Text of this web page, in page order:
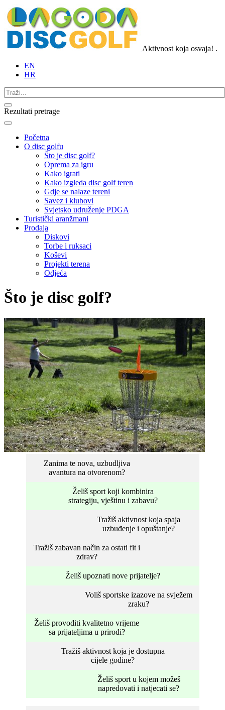
Aktivnost koja osvaja! .
EN
HR
Rezultati pretrage
Početna
O disc golfu
Što je disc golf?
Oprema za igru
Kako igrati
Kako izgleda disc golf teren
Gdje se nalaze tereni
Savez i klubovi
Svjetsko udruženje PDGA
Turistički aranžmani
Prodaja
Diskovi
Torbe i ruksaci
Koševi
Projekti terena
Odjeća
Što je disc golf?
Zanima te nova, uzbudljiva
avantura na otvorenom?
Želiš sport koji kombinira
strategiju, vještinu i zabavu?
Tražiš aktivnost koja spaja
uzbuđenje i opuštanje?
Tražiš zabavan način za ostati fit i
zdrav?
Želiš upoznati nove prijatelje?
Voliš sportske izazove na svježem
zraku?
Želiš provoditi kvalitetno vrijeme
sa prijateljima u prirodi?
Tražiš aktivnost koja je dostupna
cijele godine?
Želiš sport u kojem možeš
napredovati i natjecati se?